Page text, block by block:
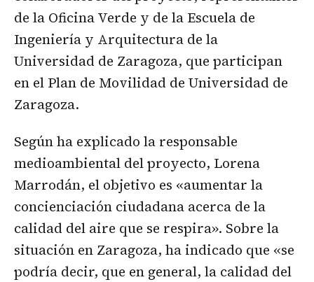
de la Oficina Verde y de la Escuela de
Ingeniería y Arquitectura de la
Universidad de Zaragoza, que participan
en el Plan de Movilidad de Universidad de
Zaragoza.
Según ha explicado la responsable
medioambiental del proyecto, Lorena
Marrodán, el objetivo es «aumentar la
concienciación ciudadana acerca de la
calidad del aire que se respira». Sobre la
situación en Zaragoza, ha indicado que «se
podría decir, que en general, la calidad del